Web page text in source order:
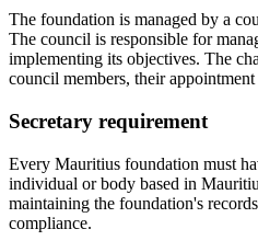
The foundation is managed by a
The council is responsible for
implementing its objectives. The
council members, their
Secretary requirement
Every Mauritius foundation must
individual or body based in
maintaining the foundation's
compliance.